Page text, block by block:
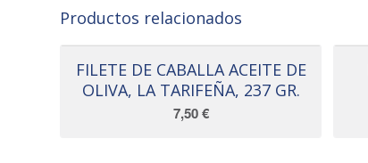
Productos relacionados
FILETE DE CABALLA ACEITE DE
OLIVA, LA TARIFEÑA, 237 GR.
7,50€